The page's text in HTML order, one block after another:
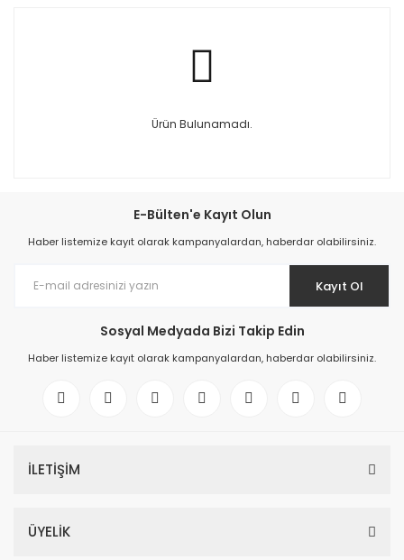
Ürün Bulunamadı.
E-Bülten'e Kayıt Olun
Haber listemize kayıt olarak kampanyalardan, haberdar olabilirsiniz.
Kayıt Ol
Sosyal Medyada Bizi Takip Edin
Haber listemize kayıt olarak kampanyalardan, haberdar olabilirsiniz.
İLETİŞİM
ÜYELİK